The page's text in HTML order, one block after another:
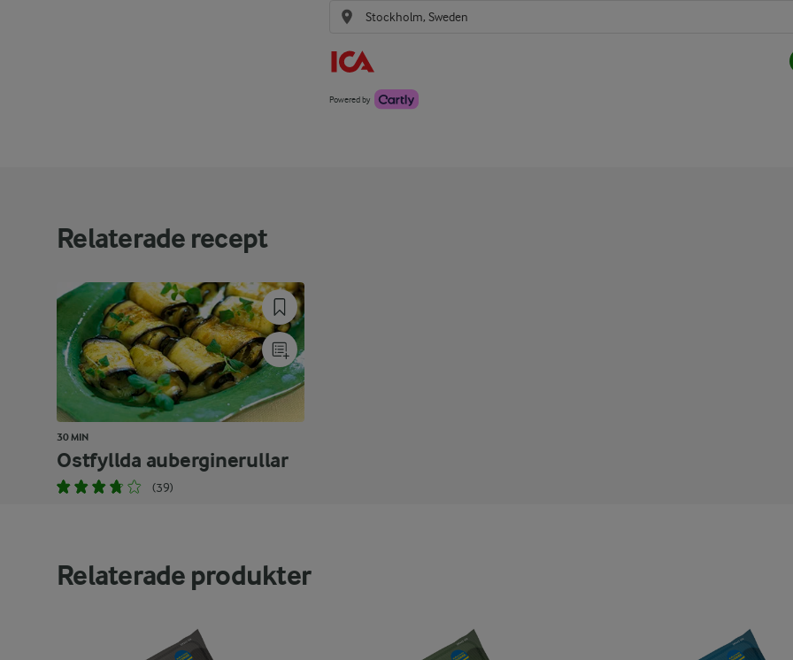
Powered by
Relaterade recept
30 MIN
Ostfyllda auberginerullar
(39)
Relaterade produkter